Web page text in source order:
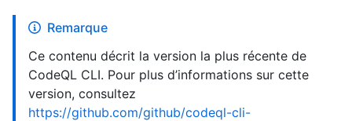
Remarque
Ce contenu décrit la version la plus récente de
CodeQL CLI. Pour plus d’informations sur cette
version, consultez
https://github.com/github/codeql-cli-